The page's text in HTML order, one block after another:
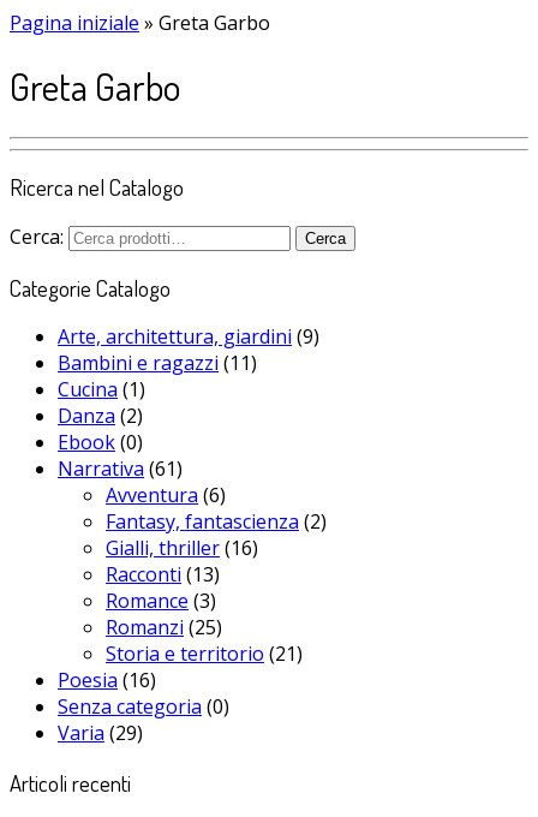
Pagina iniziale » Greta Garbo
Greta Garbo
Ricerca nel Catalogo
Cerca: Cerca
Categorie Catalogo
Arte, architettura, giardini (9)
Bambini e ragazzi (11)
Cucina (1)
Danza (2)
Ebook(0)
Narrativa (61)
Avventura (6)
Fantasy, fantascienza (2)
Gialli, thriller(16)
Racconti (13)
Romance (3)
Romanzi (25)
Storia e territorio (21)
Poesia (16)
Senza categoria (0)
Varia (29)
Articoli recenti